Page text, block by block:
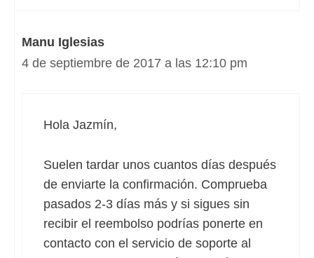
Manu Iglesias
4 de septiembre de 2017 a las 12:10 pm
Hola Jazmín,
Suelen tardar unos cuantos días después
de enviarte la confirmación. Comprueba
pasados 2-3 días más y si sigues sin
recibir el reembolso podrías ponerte en
contacto con el servicio de soporte al